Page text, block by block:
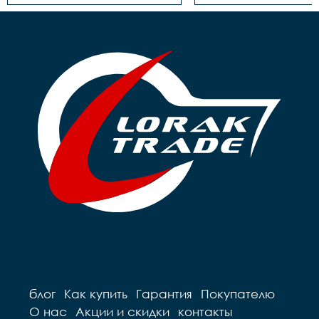
кассета	- Звездочка,
Крылья	- Есть
Педали	- Пластик
Вес	- 10.7 кг
под гайку
Педали	- Пластик
Вес	- 9.76 кг
блог Как купить Гарантия
Покупателю
О нас
Акции и скидки контакты